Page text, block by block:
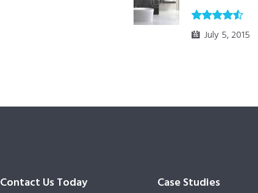
July 5, 2015
Contact Us Today Case Studies